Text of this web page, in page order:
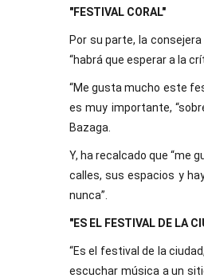
"FESTIVAL CORAL"
Por su parte, la
“habrá que esperar a la
“Me gusta mucho este
es muy importante,
Bazaga.
Y, ha recalcado que “me
calles, sus espacios y
nunca”.
"ES EL FESTIVAL DE LA
“Es el festival de la
escuchar música a un